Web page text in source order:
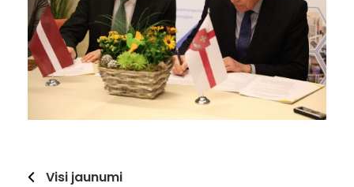
Visi jaunumi